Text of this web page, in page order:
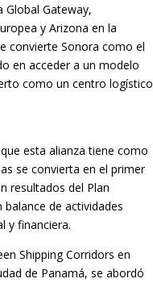
Gateway,
y Arizona en la
convierte Sonora como el
en acceder a un modelo
como un centro logístico
esta alianza tiene como
se convierta en el primer
resultados del Plan
de actividades
y financiera.
Shipping Corridors en
de Panamá, se abordó